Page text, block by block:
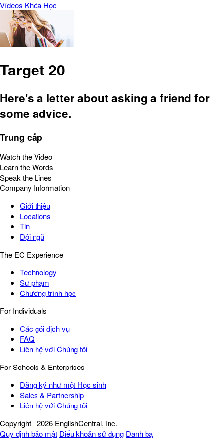
Vídeos Khóa Học
Target 20
Here's a letter about asking a friend for
some advice.
Trung cấp
Watch the Video
Learn the Words
Speak the Lines
Company Information
Giới thiệu
Locations
Tin
Đội ngũ
The EC Experience
Technology
Sư phạm
Chương trình học
For Individuals
Các gói dịch vụ
FAQ
Liên hệ với Chúng tôi
For Schools & Enterprises
Đăng ký như một Học sinh
Sales & Partnership
Liên hệ với Chúng tôi
Copyright 2026 EnglishCentral, Inc.
Quy định bảo mậtĐiểu khoản sử dụng Danh bạ